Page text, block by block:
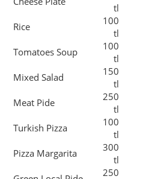
150
tl
250
tl
100
tl
300
tl
250
tl
Vegeterian Pide
(Mushroom)
250
tl
250
tl